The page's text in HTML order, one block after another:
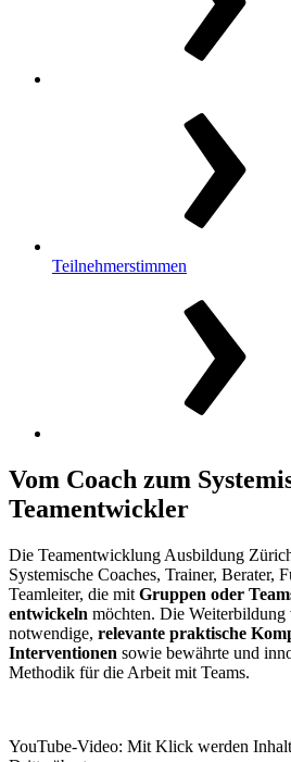
Teilnehmerstimmen
Vom Coach zum
Teamentwickler
Die Teamentwicklung Ausbildung
Systemische Coaches, Trainer, Berater,
Teamleiter, die mit Gruppen oder
entwickeln möchten. Die Weiterbildung
notwendige, relevante praktische
Interventionen sowie bewährte und
Methodik für die Arbeit mit Teams.
YouTube-Video: Mit Klick werden